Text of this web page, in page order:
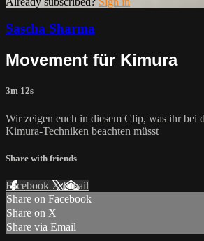
Sascha Sharma
Movement für Kimura
3m 12s
Wir zeigen euch in diesem Clip, was ihr bei
Kimura-Techniken beachten müsst
Share with friends
Facebook XEmail
Share on Facebook
Share on X
Share via Email